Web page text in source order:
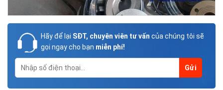
Hãy để lại SĐT, chuyên viên tư vấn của chúng tôi sẽ
gọi ngay cho bạn miễn phí!